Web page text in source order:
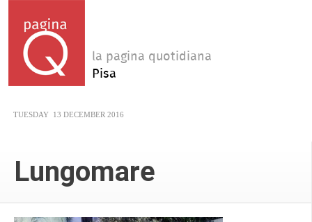
la pagina quotidiana
Pisa
TUESDAY 13 DECEMBER 2016
Lungomare